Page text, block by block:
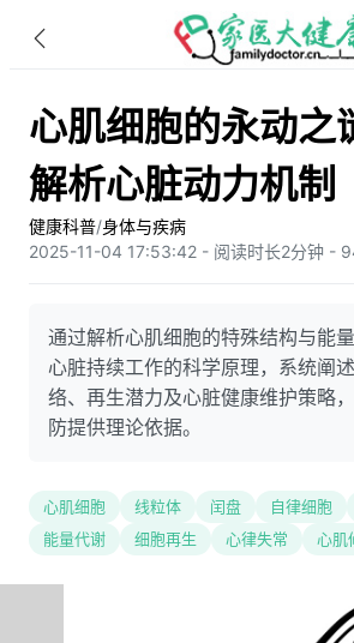
心肌细胞的永动之
解析心脏动力机制
健康科普/身体与疾病
2025-11-04 17:53:42 - 阅读时长2分钟 -
通过解析心肌细胞的特殊结构与能
心脏持续工作的科学原理，系统阐
络、再生潜力及心脏健康维护策略
防提供理论依据。
心肌细胞 线粒体 闰盘 自律细胞
能量代谢
细胞再生 心律失常 心肌